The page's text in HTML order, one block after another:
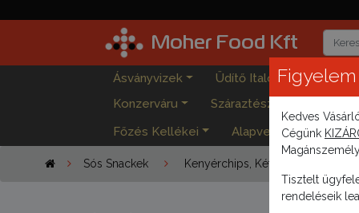
Figyelem
Kedves
Cégünk
Tisztelt
rendeléseik
Moher Food Kft
Ásványvizek Üdítő Italok Szörpök
Konzerváru
Száraztészták
Főzés Kellékei
Alapvető
Sós Snackek Kenyérchips, Kétszersült